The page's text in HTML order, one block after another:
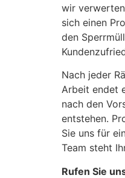
wir
sich einen
den
Nach jeder
Arbeit endet
nach den
entstehen.
Sie uns für
Team steht
Rufen Sie